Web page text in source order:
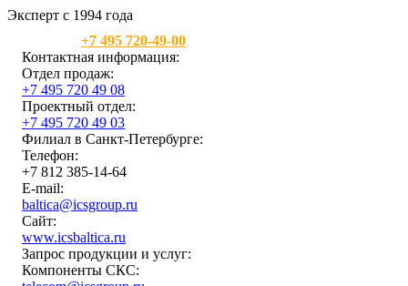
Эксперт с 1994 года
+7 495 720-49-00
Контактная информация:
Отдел продаж:
+7 495 720 49 08
Проектный отдел:
+7 495 720 49 03
Филиал в Санкт-Петербурге:
Телефон:
+7 812 385-14-64
E-mail:
baltica@icsgroup.ru
Сайт:
www.icsbaltica.ru
Запрос продукции и услуг:
Компоненты СКС: